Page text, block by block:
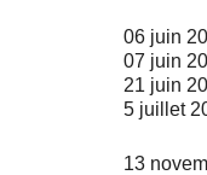
06 juin
07 juin
21 juin
5 juillet
13